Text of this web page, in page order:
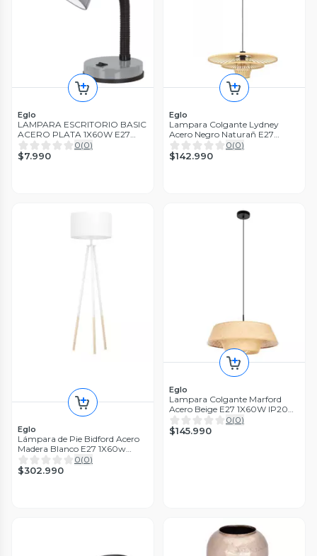
Eglo
LAMPARA ESCRITORIO BASIC
ACERO PLATA 1X60W E27
COD.90977
0(0)
$7.990
Eglo
Lampara Colgante Lydney
Acero Negro Naturañ E27
1X40W IP20 cod44012
0(0)
$142.990
Eglo
Lámpara de Pie Bidford Acero
Madera Blanco E27 1X60w
cod49156
0(0)
$302.990
Eglo
Lampara Colgante Marford
Acero Beige E27 1X60W IP20
Cod44096
0(0)
$145.990